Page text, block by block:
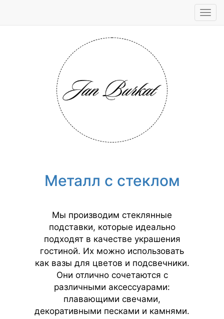
Металл с стеклом
Мы производим стеклянные
подставки, которые идеально
подходят в качестве украшения
гостиной. Их можно использовать
как вазы для цветов и подсвечники.
Они отлично сочетаются с
различными аксессуарами:
плавающими свечами,
декоративными песками и камнями.